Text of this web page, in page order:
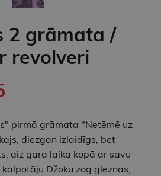
2 grāmata /
revolveri
pirmā grāmata "Netēmē uz
diezgan izlaidīgs, bet
aiz gara laika kopā ar savu
Džoku zog gleznas,